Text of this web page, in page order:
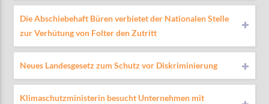
Die Abschiebehaft Büren verbietet der Nationalen Stelle
zur Verhütung von Folter den Zutritt
Neues Landesgesetz zum Schutz vor Diskriminierung
Klimaschutzministerin besucht Unternehmen mit